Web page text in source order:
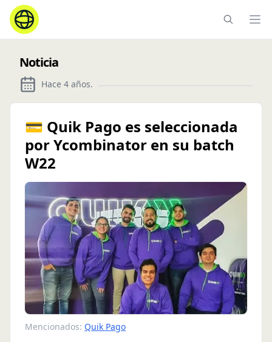
Noticia
Hace 4 años.
💳 Quik Pago es seleccionada
por Ycombinator en su batch
W22
Mencionados: Quik Pago